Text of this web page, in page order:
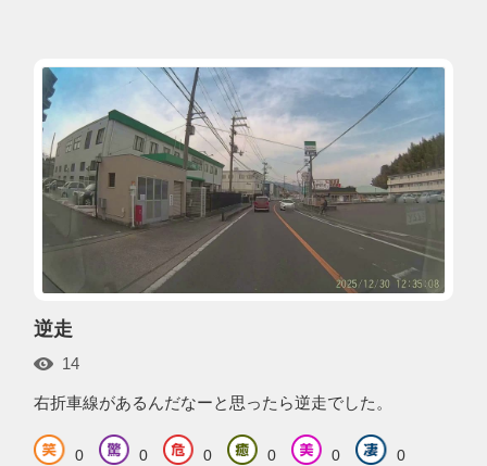
逆走
14
右折車線があるんだなーと思ったら逆走でした。
0 0 0 0 0 0